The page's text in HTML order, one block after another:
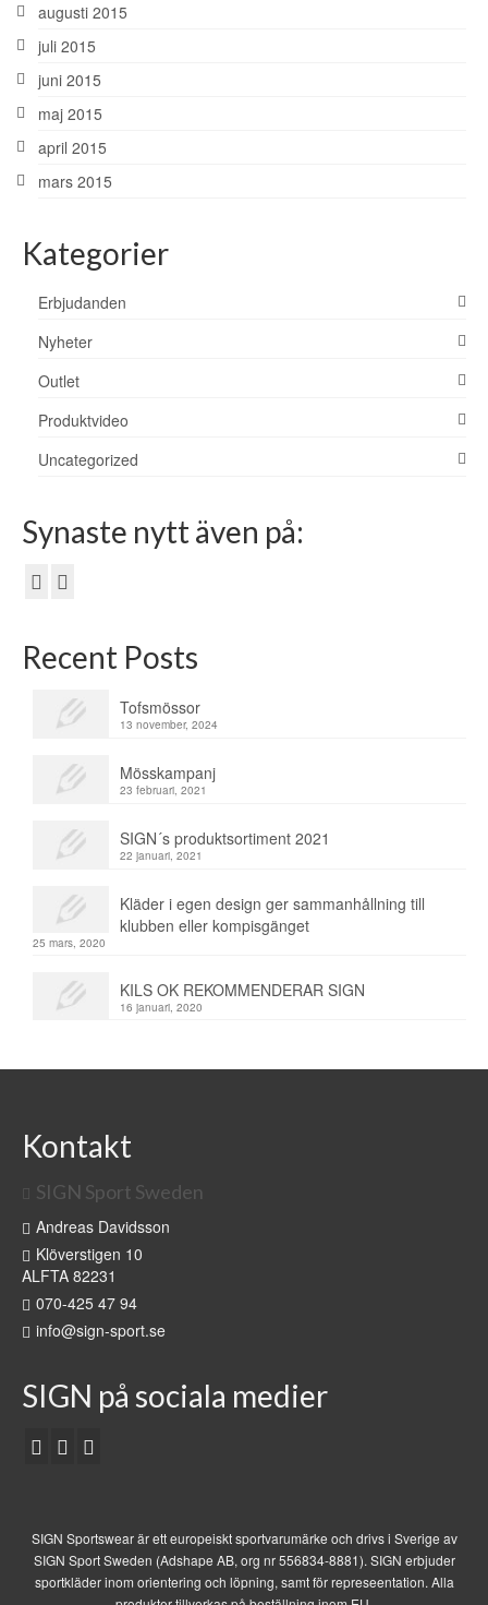
augusti 2015
juli 2015
juni 2015
maj 2015
april 2015
mars 2015
Kategorier
Erbjudanden
Nyheter
Outlet
Produktvideo
Uncategorized
Synaste nytt även på:
Recent Posts
Tofsmössor
13 november, 2024
Mösskampanj
23 februari, 2021
SIGN´s produktsortiment 2021
22 januari, 2021
Kläder i egen design ger sammanhållning till
klubben eller kompisgänget
25 mars, 2020
KILS OK REKOMMENDERAR SIGN
16 januari, 2020
Kontakt
SIGN Sport Sweden
Andreas Davidsson
Klöverstigen 10
ALFTA 82231
070-425 47 94
info@sign-sport.se
SIGN på sociala medier
SIGN Sportswear är ett europeiskt sportvarumärke och drivs i Sverige av
SIGN Sport Sweden (Adshape AB, org nr 556834-8881). SIGN erbjuder
sportkläder inom orientering och löpning, samt för represeentation. Alla